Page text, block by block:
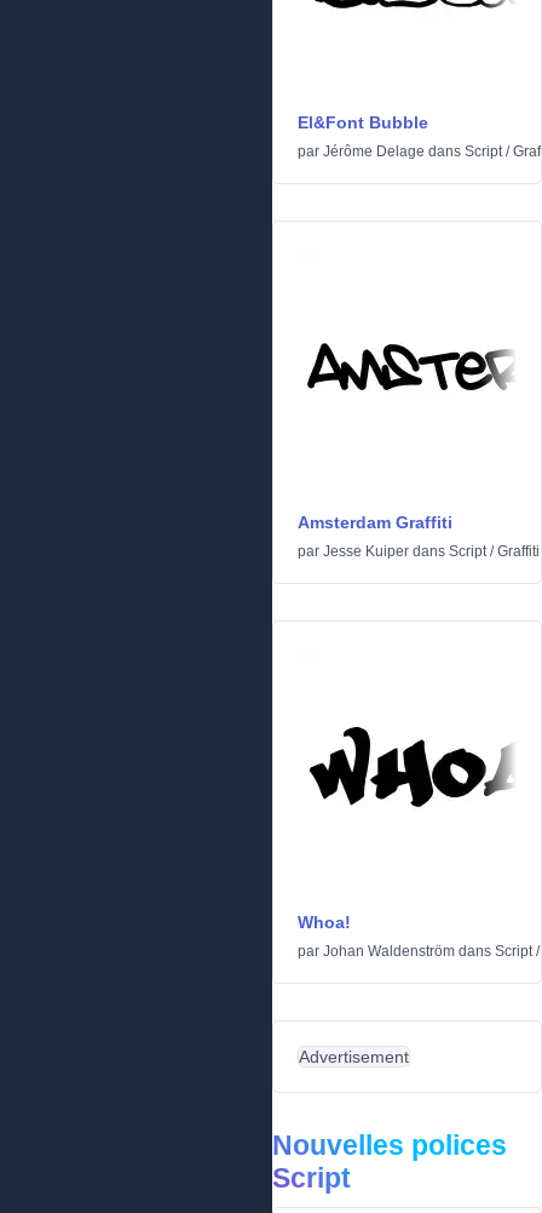
El&Font Bubble
par Jérôme Delage dans Script/
Amsterdam Graffiti
par Jesse Kuiper dans Script/Graffiti
Whoa!
par Johan Waldenström dans Script/
Advertisement
Nouvelles polices
Script